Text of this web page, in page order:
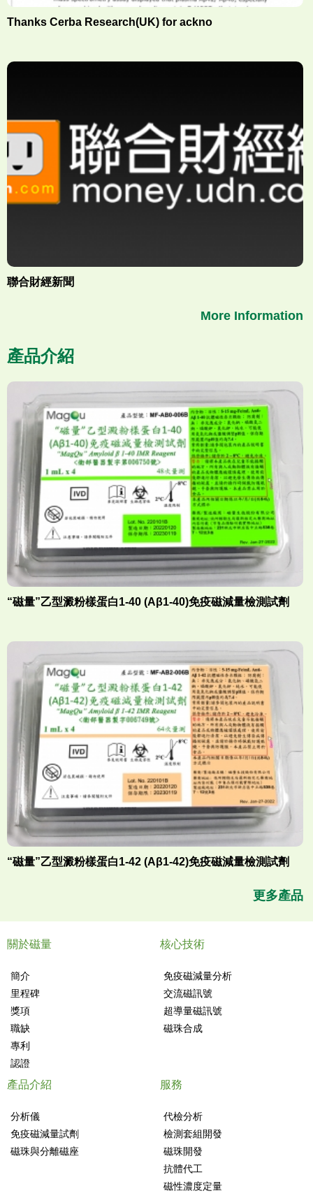
Thanks Cerba Research(UK) for ackno
聯合財經新聞
More Information
產品介紹
“磁量”乙型澱粉樣蛋白1-40 (Aβ1-40)免疫磁減量檢測試劑
“磁量”乙型澱粉樣蛋白1-42 (Aβ1-42)免疫磁減量檢測試劑
更多產品
關於磁量
簡介
里程碑
獎項
職缺
專利
認證
核心技術
免疫磁減量分析
交流磁訊號
超導量磁訊號
磁珠合成
產品介紹
分析儀
免疫磁減量試劑
磁珠與分離磁座
服務
代檢分析
檢測套組開發
磁珠開發
抗體代工
磁性濃度定量